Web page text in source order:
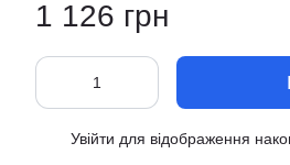
1 126 грн
Увійти для відображення